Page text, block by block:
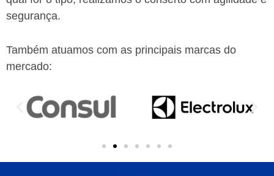
segurança.
Também atuamos com as principais marcas do
mercado: